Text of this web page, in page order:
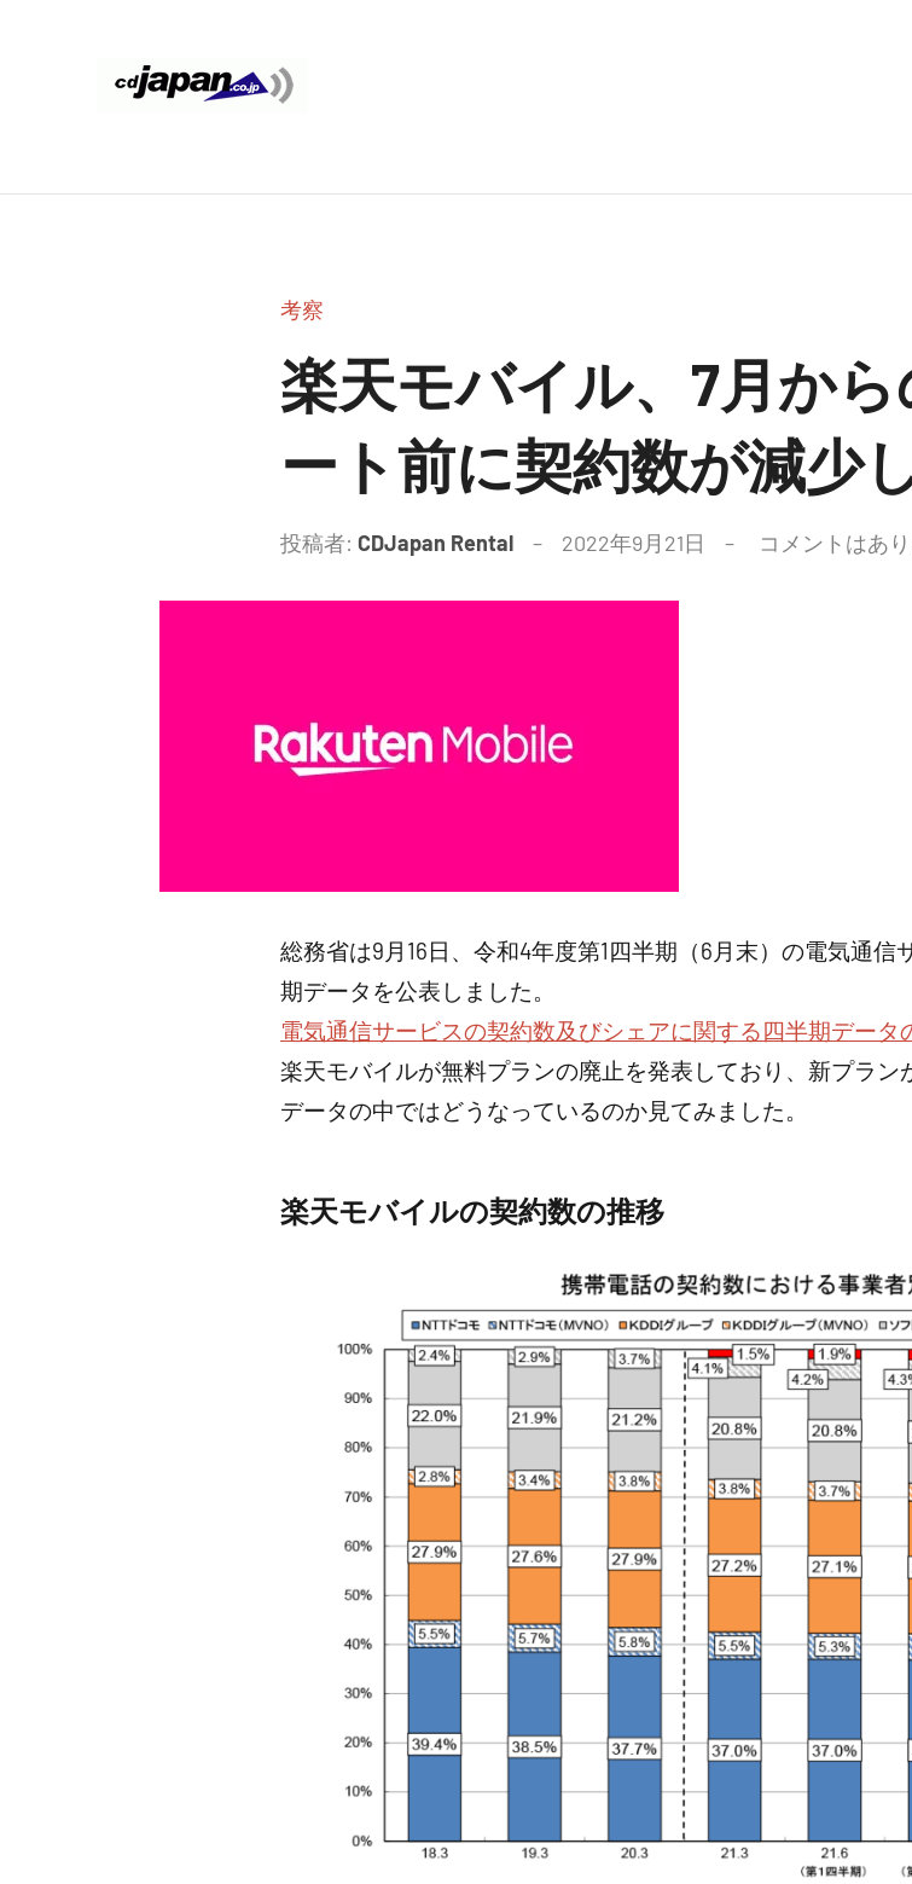
Rental
ン
タ
ル
と
考
考察
楽天モバイル、7月か
ート前に契約数が減少
投稿者: CDJapan Rental 2022年9月21日 コメントはあ
総務省は9月16日、令和4年度第1四半期（6月末）の電気通
期データを公表しました。
電気通信サービスの契約数及びシェアに関する四半期データ
楽天モバイルが無料プランの廃止を発表しており、新プラン
データの中ではどうなっているのか見てみました。
楽天モバイルの契約数の推移